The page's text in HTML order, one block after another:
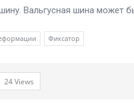
Вальгусная шина может
Фиксатор
24Views